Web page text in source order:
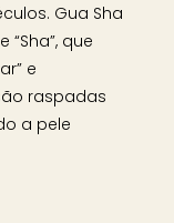
Gua Sha
que
e
raspadas
a pele